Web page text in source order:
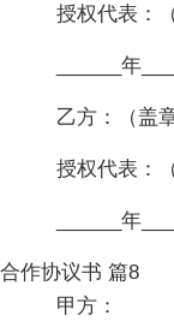
授权代表：
______年
乙方：（盖章
授权代表：
______年
合作协议书 篇8
甲方：